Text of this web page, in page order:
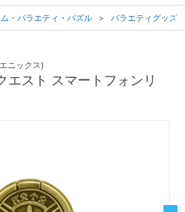
・バラエティ・パズル ＞ バラエティグッズ
ニックス)
エスト スマートフォンリ